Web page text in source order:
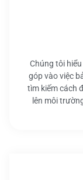
Chúng tôi
góp vào việc
tìm kiếm cách
lên môi